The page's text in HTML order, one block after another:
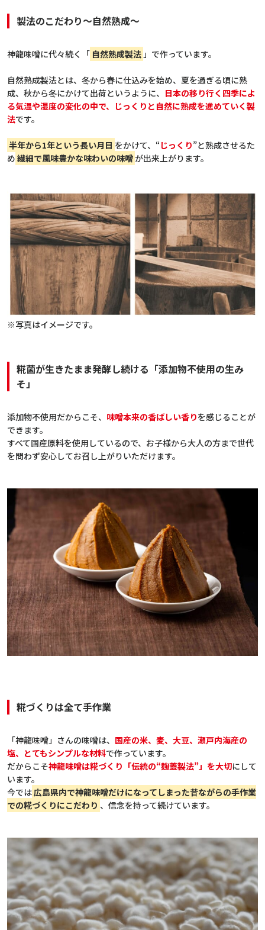
製法のこだわり～自然熟成～
神龍味噌に代々続く「 自然熟成製法 」で作っています。
自然熟成製法とは、冬から春に仕込みを始め、夏を過ぎる頃に熟
成、秋から冬にかけて出荷というように、 日本の移り行く四季によ
る気温や湿度の変化の中で、じっくりと自然に熟成を進めていく製
法です。
半年から1年という長い月日 をかけて、“ じっくり”と熟成させるた
め 繊細で風味豊かな味わいの味噌が出来上がります。
※写真はイメージです。
糀菌が生きたまま発酵し続ける「添加物不使用の生み
そ」
添加物不使用だからこそ、 味噌本来の香ばしい香りを感じることが
できます。
すべて国産原料を使用しているので、お子様から大人の方まで世代
を問わず安心してお召し上がりいただけます。
糀づくりは全て手作業
「神龍味噌」さんの味噌は、 国産の米、麦、大豆、瀬戸内海産の
塩、とてもシンプルな材料で作っています。
だからこそ神龍味噌は糀づくり「伝統の“麹蓋製法”」を大切にして
います。
今では広島県内で神龍味噌だけになってしまった昔ながらの手作業
での糀づくりにこだわり 、信念を持って続けています。